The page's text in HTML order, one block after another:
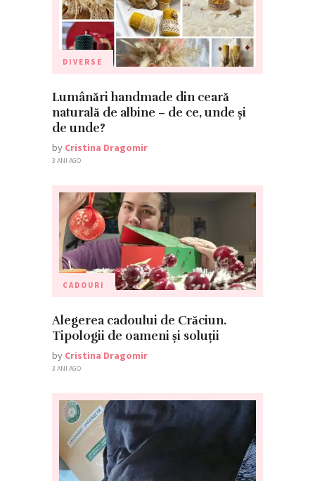
DIVERSE
Lumânări handmade din ceară
naturală de albine – de ce, unde și
de unde?
by Cristina Dragomir
3 ANI AGO
CADOURI
Alegerea cadoului de Crăciun.
Tipologii de oameni și soluții
by Cristina Dragomir
3 ANI AGO